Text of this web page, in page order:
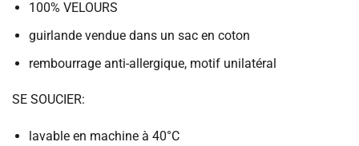
100% VELOURS
guirlande vendue dans un sac en coton
rembourrage anti-allergique, motif unilatéral
SE SOUCIER:
lavable en machine à 40°C